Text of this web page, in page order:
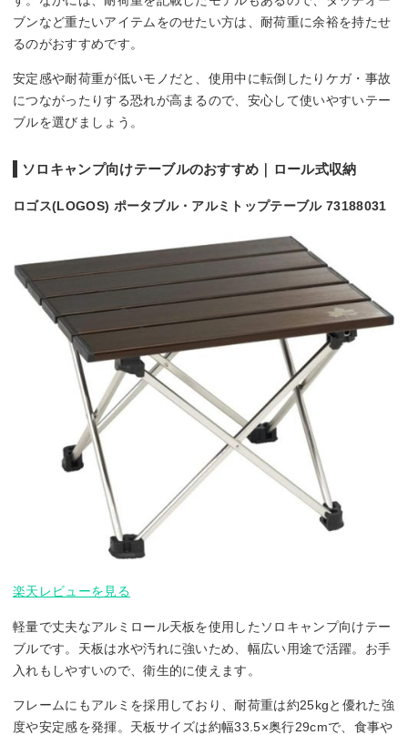
ブンなど重たいアイテムをのせたい方は、耐荷重に余裕を持たせ
るのがおすすめです。
安定感や耐荷重が低いモノだと、使用中に転倒したりケガ・事故
につながったりする恐れが高まるので、安心して使いやすいテー
ブルを選びましょう。
ソロキャンプ向けテーブルのおすすめ｜ロール式収納
ロゴス(LOGOS) ポータブル・アルミトップテーブル 73188031
楽天レビューを見る
軽量で丈夫なアルミロール天板を使用したソロキャンプ向けテー
ブルです。天板は水や汚れに強いため、幅広い用途で活躍。お手
入れもしやすいので、衛生的に使えます。
フレームにもアルミを採用しており、耐荷重は約25kgと優れた強
度や安定感を発揮。天板サイズは約幅33.5×奥行29cmで、食事や